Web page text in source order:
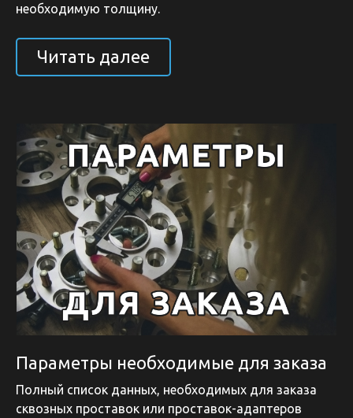
необходимую толщину.
Читать далее
Параметры необходимые для заказа
Полный список данных, необходимых для заказа
сквозных проставок или проставок-адаптеров